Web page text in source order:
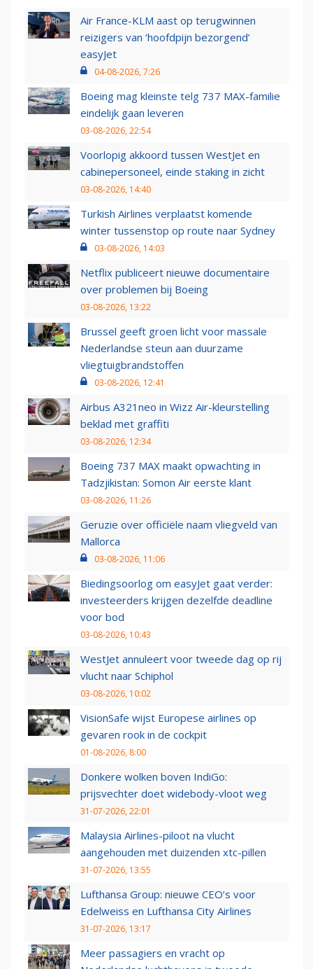
Air France-KLM aast op terugwinnen
reizigers van ‘hoofdpijn bezorgend’
easyJet
04-08-2026, 7:26
Boeing mag kleinste telg 737 MAX-familie
eindelijk gaan leveren
03-08-2026, 22:54
Voorlopig akkoord tussen WestJet en
cabinepersoneel, einde staking in zicht
03-08-2026, 14:40
Turkish Airlines verplaatst komende
winter tussenstop op route naar Sydney
03-08-2026, 14:03
Netflix publiceert nieuwe documentaire
over problemen bij Boeing
03-08-2026, 13:22
Brussel geeft groen licht voor massale
Nederlandse steun aan duurzame
vliegtuigbrandstoffen
03-08-2026, 12:41
Airbus A321neo in Wizz Air-kleurstelling
beklad met graffiti
03-08-2026, 12:34
Boeing 737 MAX maakt opwachting in
Tadzjikistan: Somon Air eerste klant
03-08-2026, 11:26
Geruzie over officiële naam vliegveld van
Mallorca
03-08-2026, 11:06
Biedingsoorlog om easyJet gaat verder:
investeerders krijgen dezelfde deadline
voor bod
03-08-2026, 10:43
WestJet annuleert voor tweede dag op rij
vlucht naar Schiphol
03-08-2026, 10:02
VisionSafe wijst Europese airlines op
gevaren rook in de cockpit
01-08-2026, 8:00
Donkere wolken boven IndiGo:
prijsvechter doet widebody-vloot weg
31-07-2026, 22:01
Malaysia Airlines-piloot na vlucht
aangehouden met duizenden xtc-pillen
31-07-2026, 13:55
Lufthansa Group: nieuwe CEO’s voor
Edelweiss en Lufthansa City Airlines
31-07-2026, 13:17
Meer passagiers en vracht op